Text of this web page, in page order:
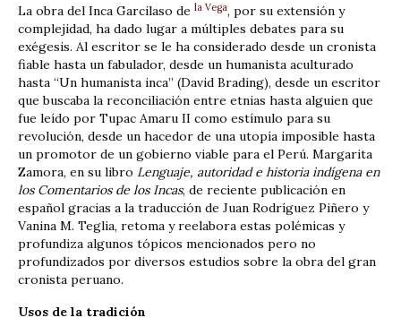
La obra del Inca Garcilaso de la Vega, por su extensión y
complejidad, ha dado lugar a múltiples debates para su
exégesis. Al escritor se le ha considerado desde un cronista
fiable hasta un fabulador, desde un humanista aculturado
hasta “Un humanista inca” (David Brading), desde un escritor
que buscaba la reconciliación entre etnias hasta alguien que
fue leído por Tupac Amaru II como estímulo para su
revolución, desde un hacedor de una utopía imposible hasta
un promotor de un gobierno viable para el Perú. Margarita
Zamora, en su libro Lenguaje, autoridad e historia indígena en
los Comentarios de los Incas, de reciente publicación en
español gracias a la traducción de Juan Rodríguez Piñero y
Vanina M. Teglia, retoma y reelabora estas polémicas y
profundiza algunos tópicos mencionados pero no
profundizados por diversos estudios sobre la obra del gran
cronista peruano.
Usos de la tradición